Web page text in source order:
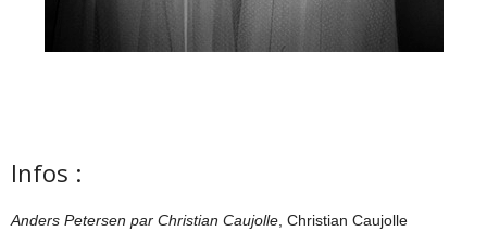
Infos :
Anders Petersen par Christian Caujolle , Christian Caujolle